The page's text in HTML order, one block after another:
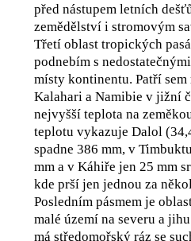
před nástupem letních
zemědělství i stromovým
Třetí oblast tropických
podnebím s
místy kontinentu. Patří
Kalahari a Namibie v jižní
nejvyšší teplota na
teplotu vykazuje Dalol
spadne 386 mm, v
mm a v Káhiře jen 25 mm
kde prší jen jednou za
Posledním pásmem je
malé území na severu a
má středomořský ráz se